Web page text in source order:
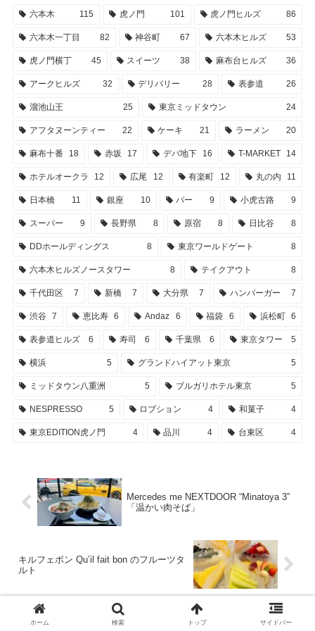
六本木 115 虎ノ門 101 虎ノ門ヒルズ 86
六本木一丁目 82 神谷町 67 六本木ヒルズ 53
虎ノ門横丁 45 スイーツ 38 麻布台ヒルズ 36
アークヒルズ 32 デリバリー 28 表参道 26
溜池山王 25 東京ミッドタウン 24
アフタヌーンティー 22 ケーキ 21 ラーメン 20
麻布十番 18 赤坂 17 デパ地下 16 T-MARKET 14
ホテルオークラ 12 広尾 12 有楽町 12 丸の内 11
日本橋 11 銀座 10 バー 9 小虎古路 9
スーパー 9 長野県 8 原宿 8 日比谷 8
DDホールディングス 8 東京ワールドゲート 8
六本木ヒルズノースタワー 8 テイクアウト 8
千代田区 7 新橋 7 大分県 7 ハンバーガー 7
渋谷 7 恵比寿 6 Andaz 6 福袋 6 浜松町 6
表参道ヒルズ 6 寿司 6 千葉県 6 東京タワー 5
横浜 5 グランドハイアット東京 5
ミッドタウン八重洲 5 ブルガリホテル東京 5
NESPRESSO 5 ロブション 4 和菓子 4
東京EDITION虎ノ門 4 品川 4 台東区 4
Mercedes me NEXTDOOR “Minatoya 3”
「温かい肉そば」
キルフェボン Qu’il fait bon のフルーツタ
ルト
ホーム 検索 トップ サイドバー